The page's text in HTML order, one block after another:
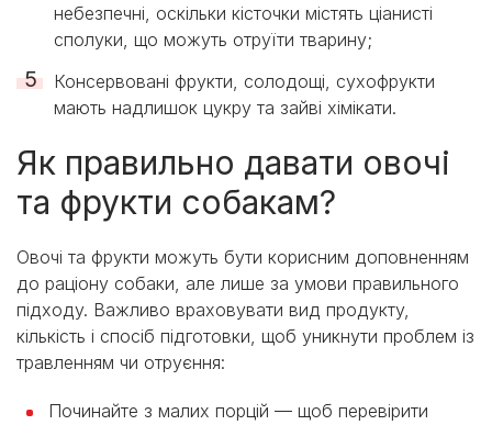
небезпечні, оскільки кісточки містять ціанисті
сполуки, що можуть отруїти тварину;
Консервовані фрукти, солодощі, сухофрукти
мають надлишок цукру та зайві хімікати.
Як правильно давати овочі
та фрукти собакам?
Овочі та фрукти можуть бути корисним доповненням
до раціону собаки, але лише за умови правильного
підходу. Важливо враховувати вид продукту,
кількість і спосіб підготовки, щоб уникнути проблем із
травленням чи отруєння:
Починайте з малих порцій — щоб перевірити